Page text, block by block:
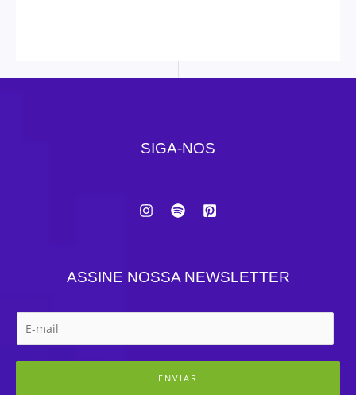
SIGA-NOS
ASSINE NOSSA NEWSLETTER
ENVIAR